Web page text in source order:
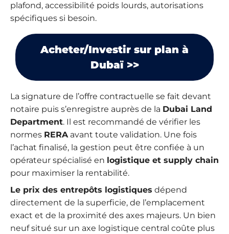
plafond, accessibilité poids lourds, autorisations
spécifiques si besoin.
Acheter/Investir sur plan à
Dubaï >>
La signature de l’offre contractuelle se fait devant
notaire puis s’enregistre auprès de la Dubai Land
Department. Il est recommandé de vérifier les
normes RERAavant toute validation. Une fois
l’achat finalisé, la gestion peut être confiée à un
opérateur spécialisé en logistique et supply chain
pour maximiser la rentabilité.
Le prix des entrepôts logistiques dépend
directement de la superficie, de l’emplacement
exact et de la proximité des axes majeurs. Un bien
neuf situé sur un axe logistique central coûte plus